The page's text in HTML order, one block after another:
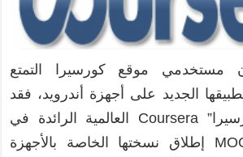
مستخدمي موقع كورسيرا التمتع
الجديد على أجهزة أندرويد، فقد
قامت شركة “كورسيرا” Coursera العالمية الرائدة في
مجال المووك MOOC إطلاق نسختها الخاصة بالأجهزة